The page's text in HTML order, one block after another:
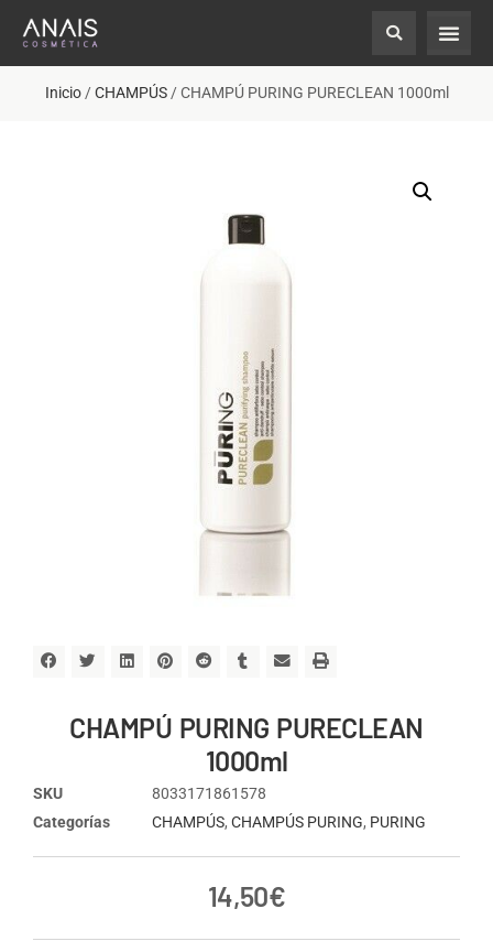
Inicio/CHAMPÚS/ CHAMPÚ PURING PURECLEAN 1000ml
CHAMPÚ PURING PURECLEAN
1000ml
SKU
8033171861578
Categorías
CHAMPÚS, CHAMPÚS PURING, PURING
14,50€